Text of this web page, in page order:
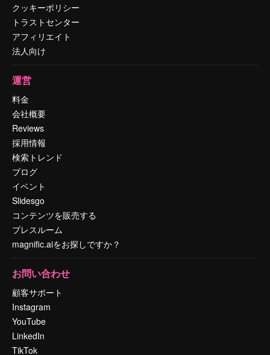
クッキーポリシー
トラストセンター
アフィリエイト
法人向け
運営
料金
会社概要
Reviews
採用情報
検索トレンド
ブログ
イベント
Slidesgo
コンテンツを販売する
プレスルーム
magnific.aiをお探しですか？
お問い合わせ
顧客サポート
Instagram
YouTube
LinkedIn
TikTok